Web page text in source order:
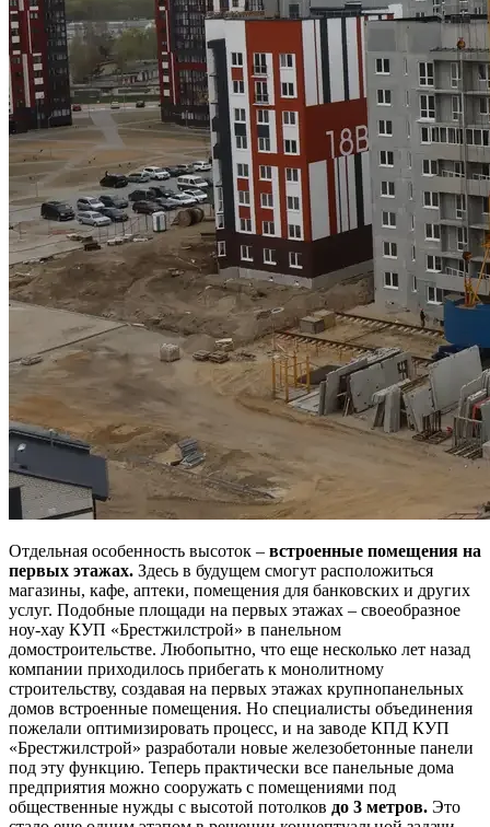
Отдельная особенность высоток – встроенные помещения на
первых этажах. Здесь в будущем смогут расположиться
магазины, кафе, аптеки, помещения для банковских и других
услуг. Подобные площади на первых этажах – своеобразное
ноу-хау КУП «Брестжилстрой» в панельном
домостроительстве. Любопытно, что еще несколько лет назад
компании приходилось прибегать к монолитному
строительству, создавая на первых этажах крупнопанельных
домов встроенные помещения. Но специалисты объединения
пожелали оптимизировать процесс, и на заводе КПД КУП
«Брестжилстрой» разработали новые железобетонные панели
под эту функцию. Теперь практически все панельные дома
предприятия можно сооружать с помещениями под
общественные нужды с высотой потолков до 3 метров. Это